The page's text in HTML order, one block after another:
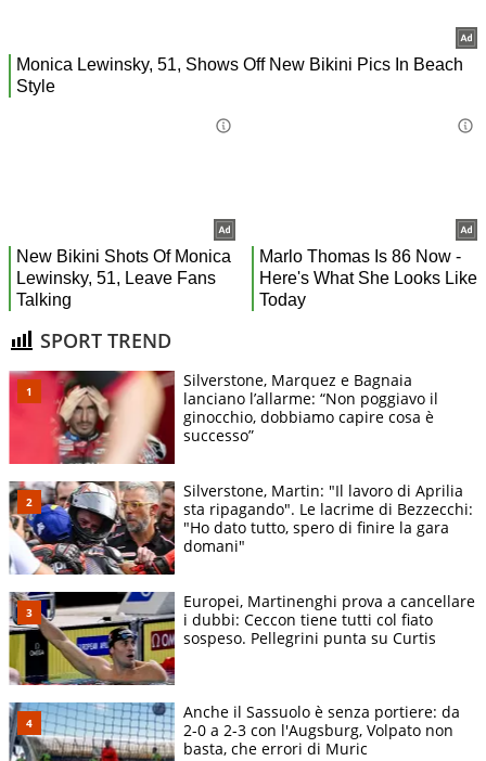
SPORT TREND
Silverstone, Marquez e Bagnaia
lanciano l’allarme: “Non poggiavo il
ginocchio, dobbiamo capire cosa è
successo”
Silverstone, Martin: "Il lavoro di Aprilia
sta ripagando". Le lacrime di Bezzecchi:
"Ho dato tutto, spero di finire la gara
domani"
Europei, Martinenghi prova a cancellare
i dubbi: Ceccon tiene tutti col fiato
sospeso. Pellegrini punta su Curtis
Anche il Sassuolo è senza portiere: da
2-0 a 2-3 con l'Augsburg, Volpato non
basta, che errori di Muric